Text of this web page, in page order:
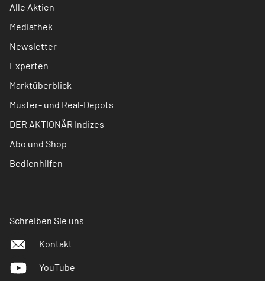
Alle Aktien
Mediathek
Newsletter
Experten
Marktüberblick
Muster- und Real-Depots
DER AKTIONÄR Indizes
Abo und Shop
Bedienhilfen
Schreiben Sie uns
Kontakt
YouTube